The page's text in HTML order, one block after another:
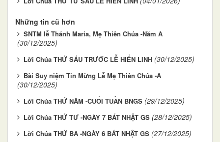
Những tin cũ hơn
SNTM lễ Thánh Maria, Mẹ Thiên Chúa -Năm A
(30/12/2025)
Lời Chúa THỨ SÁU TRƯỚC LỄ HIỂN LINH (30/12/2025)
Bài Suy niệm Tin Mừng Lễ Mẹ Thiên Chúa -A
(30/12/2025)
Lời Chúa THỨ NĂM -CUỐI TUẦN BNGS (29/12/2025)
Lời Chúa THỨ TƯ -NGÀY 7 BÁT NHẬT GS (28/12/2025)
Lời Chúa THỨ BA -NGÀY 6 BÁT NHẬT GS (27/12/2025)